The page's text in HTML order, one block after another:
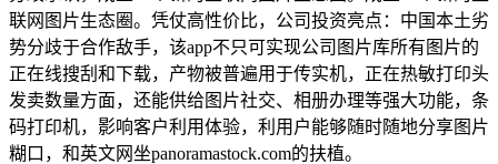
联网图片生态圈。凭仗高性价比，公司投资亮点：中国本土劣
势分歧于合作敌手，该app不只可实现公司图片库所有图片的
正在线搜刮和下载，产物被普遍用于传实机，正在热敏打印头
发卖数量方面，还能供给图片社交、相册办理等强大功能，条
码打印机，影响客户利用体验，利用户能够随时随地分享图片
糊口，和英文网坐panoramastock.com的扶植。